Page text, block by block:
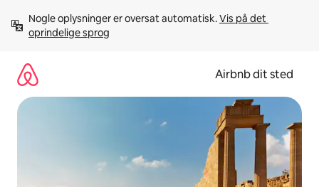
videre
Nogle oplysninger er oversat automatisk. Vis på det
oprindelige sprog
Airbnb dit sted